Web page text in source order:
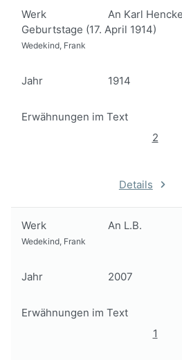
Werk
An Karl
Geburtstage (17. April 1914)
Wedekind, Frank
Jahr 1914
Erwähnungen im Text
2
Details
Werk An L.B.
Wedekind, Frank
Jahr 2007
Erwähnungen im Text
1